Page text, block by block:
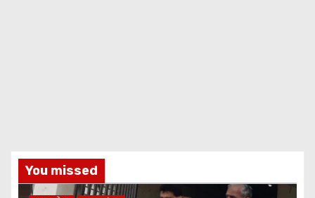
You missed